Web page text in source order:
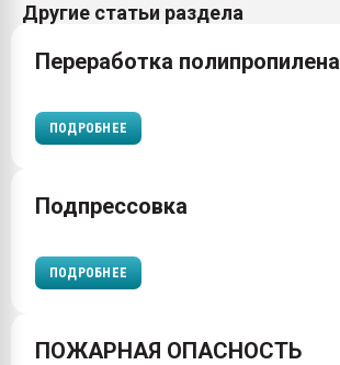
Другие статьи раздела
Переработка полипропилена
ПОДРОБНЕЕ
Подпрессовка
ПОДРОБНЕЕ
ПОЖАРНАЯ ОПАСНОСТЬ